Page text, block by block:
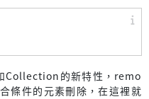
Collection的新特性，remo
條件的元素刪除，在這裡就